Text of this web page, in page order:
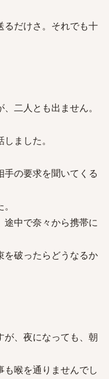
るだけさ。それでも十
二人とも出ません。
ました。
の要求を聞いてくる
途中で奈々から携帯に
を破ったらどうなるか
が、夜になっても、朝
喉を通りませんでし